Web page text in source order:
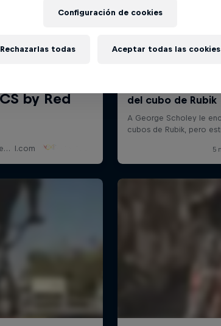
Configuración de cookies
Rechazarlas todas Aceptar todas las cookies